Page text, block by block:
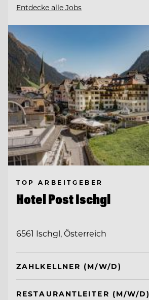
Entdecke alle Jobs
TOP ARBEITGEBER
Hotel Post Ischgl
6561 Ischgl, Österreich
ZAHLKELLNER (M/W/D)
RESTAURANTLEITER (M/W/D)